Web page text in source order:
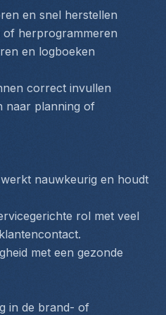
en snel herstellen
of herprogrammeren
en logboeken
correct invullen
naar planning of
nauwkeurig en houdt
rol met veel
met een gezonde
in de brand- of